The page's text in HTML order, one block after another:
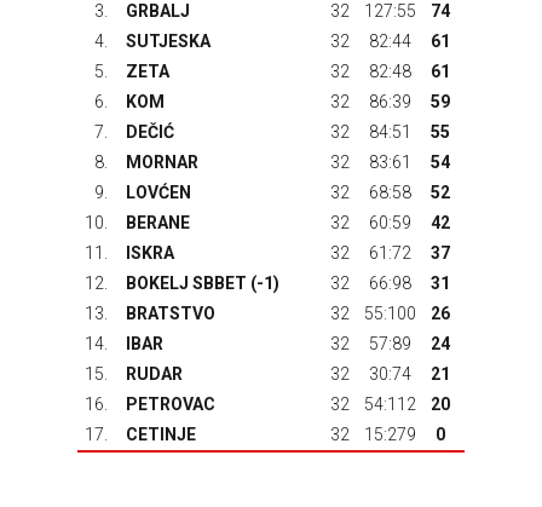
3.
GRBALJ 32 127:55
74
4.
SUTJESKA 32 82:44
61
5.
ZETA 32 82:48
61
6.
KOM 32 86:39
59
7.
DEČIĆ 32 84:51
55
8.
MORNAR 32 83:61
54
9.
LOVĆEN 32 68:58
52
10.
BERANE 32 60:59
42
11.
ISKRA 32 61:72
37
12.
BOKELJ SBBET (-1) 32 66:98
31
13.
BRATSTVO 32 55:100
26
14.
IBAR 32 57:89
24
15.
RUDAR 32 30:74
21
16.
PETROVAC 32 54:112
20
17.
CETINJE 32 15:279 0